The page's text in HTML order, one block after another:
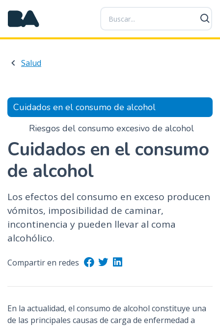
P
a
s
a
o
n
t
p
r
n
p
l
Salud
Cuidados en el consumo de alcohol
Riesgos del consumo excesivo de alcohol
Cuidados en el consumo
de alcohol
Los efectos del consumo en exceso producen
vómitos, imposibilidad de caminar,
incontinencia y pueden llevar al coma
alcohólico.
Compartir en redes
En la actualidad, el consumo de alcohol constituye una
de las principales causas de carga de enfermedad a